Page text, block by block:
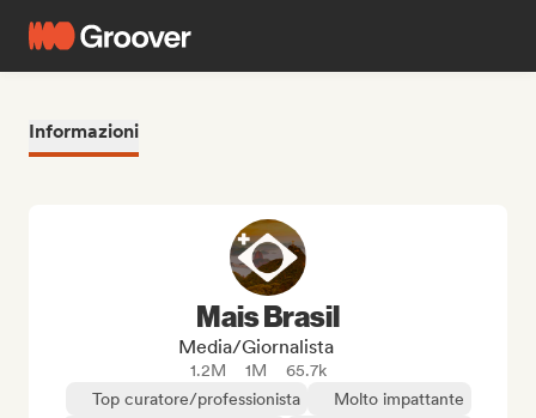
Informazioni
Mais Brasil
Media/Giornalista
1.2M 1M
65.7k
Top curatore/professionista
Molto impattante